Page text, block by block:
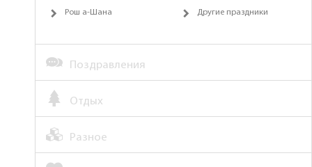
Рош а-Шана Другие праздники
Поздравления
Отдых
Разное